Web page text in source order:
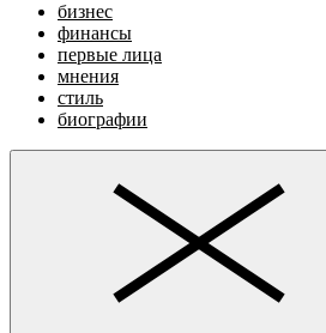
бизнес
финансы
первые лица
мнения
стиль
биографии